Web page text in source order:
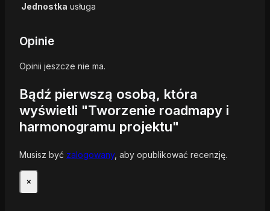
Jednostka usługa
Opinie
Opinii jeszcze nie ma.
Bądź pierwszą osobą, która
wyświetli "Tworzenie roadmapy i
harmonogramu projektu"
Musisz być zalogowany, aby opublikować recenzję.
×